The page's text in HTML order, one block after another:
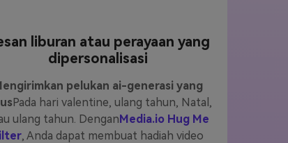
liburan atau perayaan yang
dipersonalisasi
pelukan ai-generasi yang
Pada hari valentine, ulang tahun, Natal,
ulang tahun. Dengan Media.io Hug Me
, Anda dapat membuat hadiah video